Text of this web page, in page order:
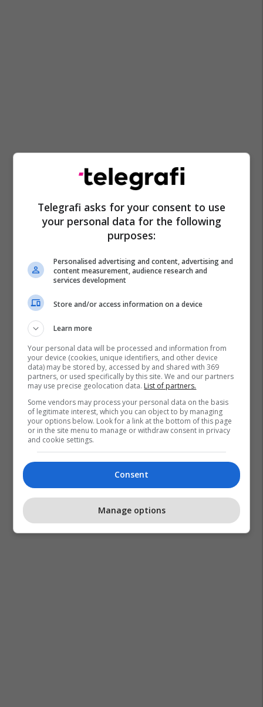
Telegrafi asks for your consent to use
your personal data for the following
purposes:
Personalised advertising and content, advertising and
content measurement, audience research and
services development
Store and/or access information on a device
Learn more
Your personal data will be processed and information from
your device (cookies, unique identifiers, and other device
data) may be stored by, accessed by and shared with 369
partners, or used specifically by this site. We and our partners
may use precise geolocation data. List of partners.
Some vendors may process your personal data on the basis
of legitimate interest, which you can object to by managing
your options below. Look for a link at the bottom of this page
or in the site menu to manage or withdraw consent in privacy
and cookie settings.
Consent
Manage options